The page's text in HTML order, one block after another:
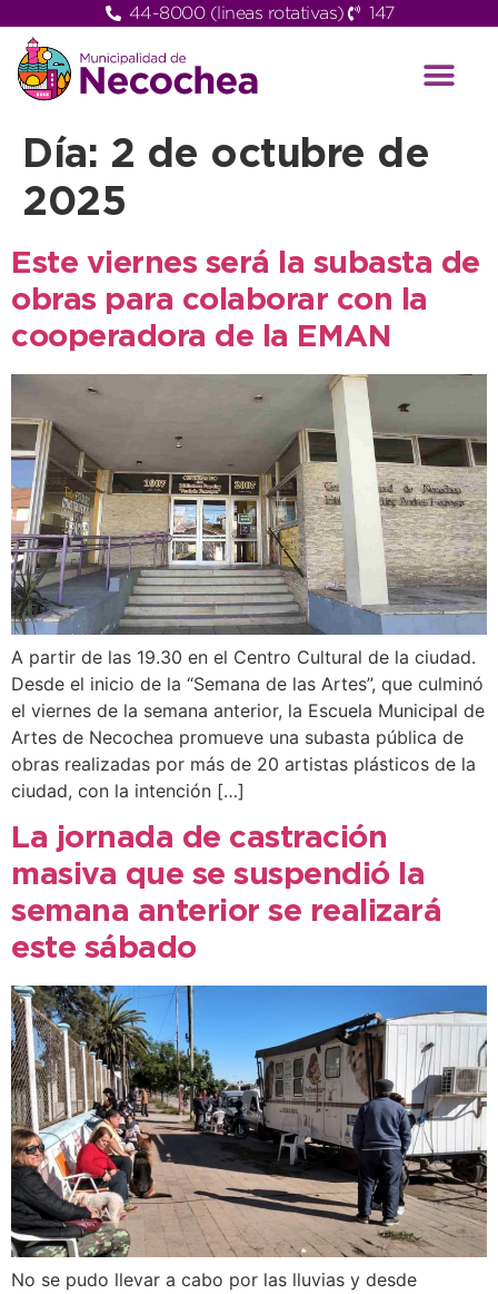
44-8000 (lineas rotativas) 147
Día: 2 de octubre de
2025
Este viernes será la subasta de
obras para colaborar con la
cooperadora de la EMAN
A partir de las 19.30 en el Centro Cultural de la ciudad.
Desde el inicio de la “Semana de las Artes”, que culminó
el viernes de la semana anterior, la Escuela Municipal de
Artes de Necochea promueve una subasta pública de
obras realizadas por más de 20 artistas plásticos de la
ciudad, con la intención […]
La jornada de castración
masiva que se suspendió la
semana anterior se realizará
este sábado
No se pudo llevar a cabo por las lluvias y desde